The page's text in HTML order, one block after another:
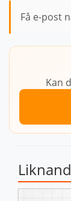
Få e-post
Kan